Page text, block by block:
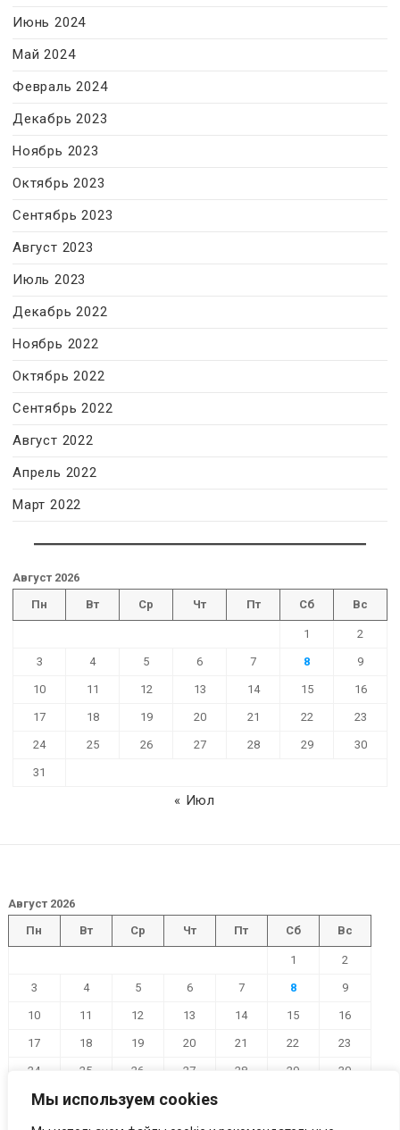
Мы используем cookies
Июнь 2024
Май 2024
Февраль 2024
Декабрь 2023
Ноябрь 2023
Октябрь 2023
Сентябрь 2023
Август 2023
Июль 2023
Декабрь 2022
Ноябрь 2022
Октябрь 2022
Сентябрь 2022
Август 2022
Апрель 2022
Март 2022
Август 2026
Пн
Вт Ср Чт Пт Сб Вс
1 2
3 4 5 6 7 8 9
10 11 12 13 14 15 16
17 18 19 20 21 22 23
24 25 26 27 28 29 30
31
« Июл
Август 2026
Пн
Вт Ср Чт Пт Сб Вс
1 2
3 4 5 6 7 8 9
10 11 12 13 14 15 16
17 18 19 20 21 22 23
24 25 26 27 28 29 30
31
« Июл